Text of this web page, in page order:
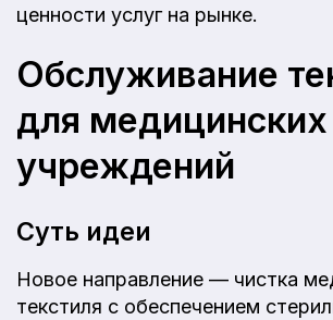
ценности услуг на рынке.
Обслуживание
для медицинских
учреждений
Суть идеи
Новое направление — чистка
текстиля с обеспечением